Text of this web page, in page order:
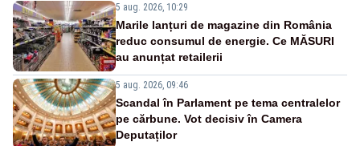
5 aug. 2026, 10:29
Marile lanțuri de magazine din România
reduc consumul de energie. Ce MĂSURI
au anunțat retailerii
5 aug. 2026, 09:46
Scandal în Parlament pe tema centralelor
pe cărbune. Vot decisiv în Camera
Deputaților